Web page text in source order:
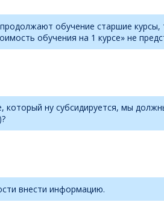
обучение старшие
обучения на 1 курсе» не
который ну субсидируется, мы
внести информацию.